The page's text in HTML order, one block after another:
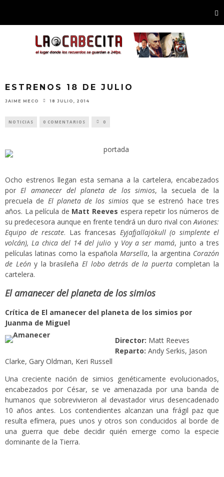
ESTRENOS 18 DE JULIO
JAIME MECO 18 JULIO, 2014
NOTICIAS 0 COMENTARIOS 0
Ocho estrenos llegan esta semana a la cartelera, encabezados
porEl amanecer del planeta de los simios, la secuela de la
precuela de El planeta de los simiosque se estrenó hace tres
años. La película de Matt Reeves espera repetir los números de
su predecesora aunque en frente tendrá un duro rival conAviones:
Equipo de rescate. Las francesas Eyjafjallajökull (o simplente el
volcán), La chica del 14 del julio y Voy a ser mamá, junto a tres
películas latinas como la española Marsella, la argentina Corazón
de Leóny la brasileña El lobo detrás de la puertacompletan la
cartelera.
El amanecer del planeta de los simios
Crítica de El amanecer del planeta de los simios por
Juanma de Miguel
Director: Matt Reeves
Reparto: Andy Serkis, Jason
Clarke, Gary Oldman, Keri Russell
Una creciente nación de simios genéticamente evolucionados,
encabezados por César, se ve amenazada por una banda de
humanos que sobrevivieron al devastador virus desencadenado
10 años antes. Los contendientes alcanzan una frágil paz que
resulta efímera, pues unos y otros son conducidos al borde de
una guerra que debe decidir quién emerge como la especie
dominante de la Tierra.